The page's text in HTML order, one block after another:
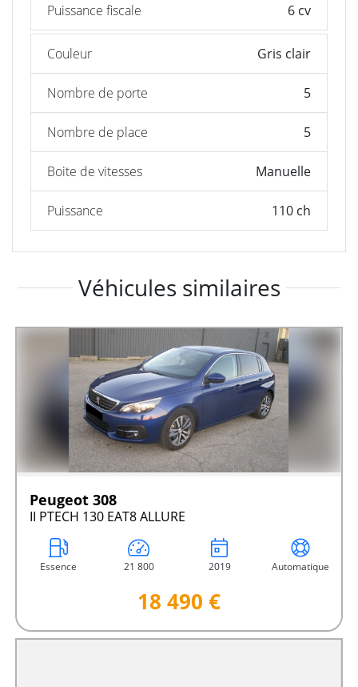
Puissance fiscale 6 cv
Couleur Gris clair
Nombre de porte 5
Nombre de place 5
Boite de vitesses Manuelle
Puissance 110 ch
Véhicules similaires
Peugeot 308
II PTECH 130 EAT8 ALLURE
Essence 21 800 2019 Automatique
18 490 €